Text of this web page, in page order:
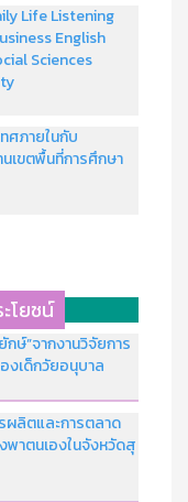
Life Listening
English
Sciences
ศภายในกับ
เขตพื้นที่การศึกษา
โยชน์
ษ์”จากงานวิจัยการ
เด็กวัยอนุบาล
ลิตและการตลาด
าตนเองในจังหวัดสุ